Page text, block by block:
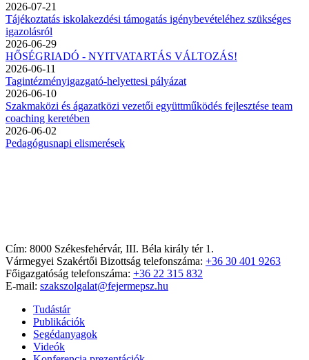
2026-07-21
Tájékoztatás iskolakezdési támogatás igénybevételéhez szükséges
igazolásról
2026-06-29
HŐSÉGRIADÓ - NYITVATARTÁS VÁLTOZÁS!
2026-06-11
Tagintézményigazgató-helyettesi pályázat
2026-06-10
Szakmaközi és ágazatközi vezetői együttműködés fejlesztése team
coaching keretében
2026-06-02
Pedagógusnapi elismerések
Cím: 8000 Székesfehérvár, III. Béla király tér 1.
Vármegyei Szakértői Bizottság telefonszáma: +36 30 401 9263
Főigazgatóság telefonszáma: +36 22 315 832
E-mail: szakszolgalat@fejermepsz.hu
Tudástár
Publikációk
Segédanyagok
Videók